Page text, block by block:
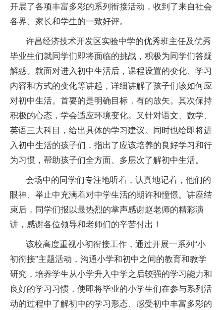
开展了各项丰富多彩的系列衔接活动，收到了来自社会
各界、家长和学生的一致好评。
许昌经济技术开发区实验中学的优秀班主任及优秀
毕业生们就同学们即将面临的挑战，积极为同学们答疑
解惑。就面对进入初中生活后，课程设置的变化、学习
内容和方式的变化等讲起，详细讲解了孩子们该如何应
对初中生活。首要的是明确目标，有的放矢。其次保持
积极的心态，学会适应环境变化。又针对语文、数学、
英语三大科目，给出具体的学习建议。同时也给即将进
入初中生活的孩子们，指出了应该培养的良好学习和行
为习惯，帮助孩子们全方面、多层次了解初中生活。
会场中的同学们专注地听着，认真地记着，他们的
眼神、举止中充满着对中学生活的期许和憧憬。讲座结
束后，同学们报以最热烈的掌声感谢赵老师的精彩演
讲，感谢各位领导和老师们的辛苦付出！
该校高度重视小初衔接工作，通过开展一系列“小
初衔接”主题活动，沟通小学和初中之间的教育和教学
研究，培养学生从小学升入中学之后较强的学习能力和
良好的学习习惯，使即将毕业的小学生们在参与系列活
动的过程中了解初中的学习形态、感受初中丰富多彩的